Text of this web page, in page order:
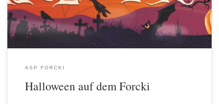
und allen macht es großen Spaß.
ASP FORCKI
Halloween auf dem Forcki